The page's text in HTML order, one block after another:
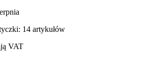
14 artykułów
VAT